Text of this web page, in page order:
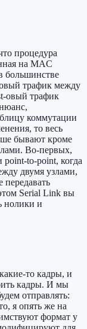
процедура
на MAC
большинстве
овый трафик между
овый трафик
коммутации
то весь
бывают кроме
Во-первых,
point-to-point, когда
двумя узлами,
передавать
Serial Link вы
нолики и
то кадры, и
кадры. И мы
отправлять:
я опять же на
формат у